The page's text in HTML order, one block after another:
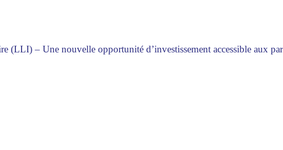
(LLI) – Une nouvelle opportunité d’investissement accessible aux